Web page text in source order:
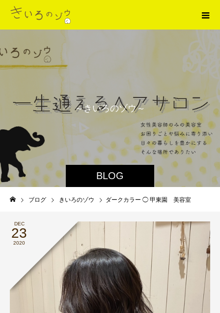
BLOG
～きいろのゾウ～
ブログ きいろのゾウ ダークカラー ◯ 甲東園 美容室
DEC
23
2020